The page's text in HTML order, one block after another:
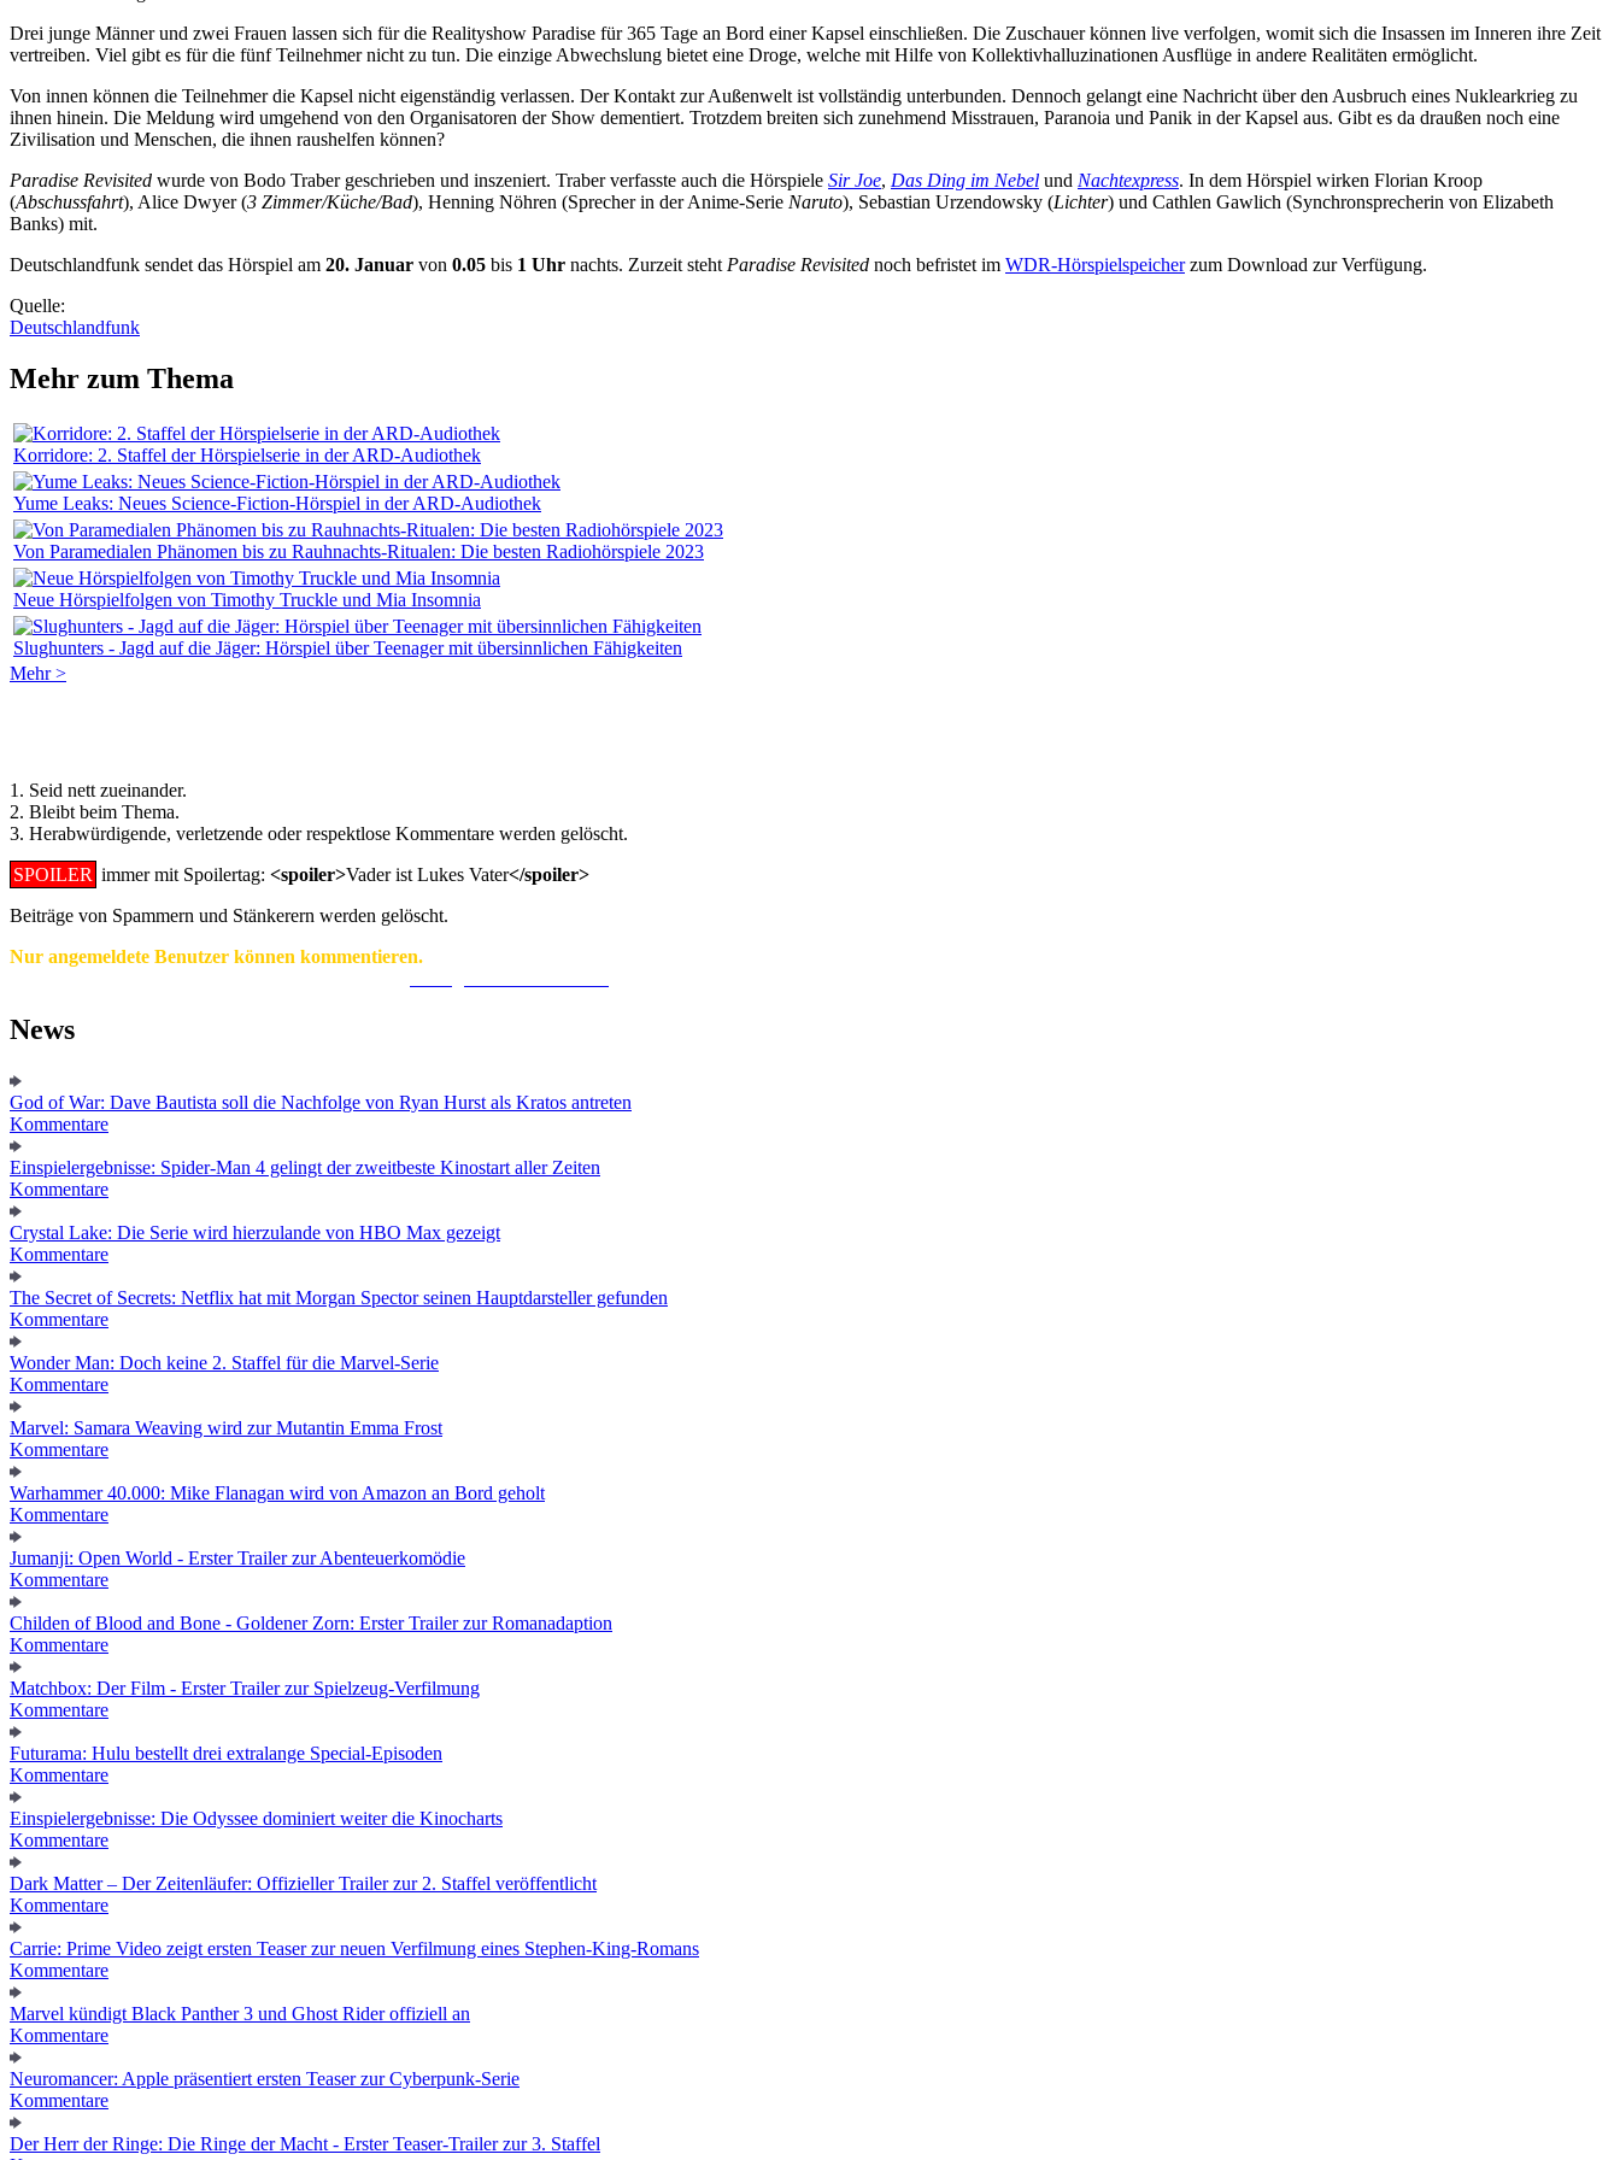
Drei junge Männer und zwei Frauen lassen sich für die Realityshow Paradise für 365 Tage an Bord einer Kapsel einschließen. Die Zuschauer können live verfolgen, womit sich die Insassen im Inneren ihre Zeit
vertreiben. Viel gibt es für die fünf Teilnehmer nicht zu tun. Die einzige Abwechslung bietet eine Droge, welche mit Hilfe von Kollektivhalluzinationen Ausflüge in andere Realitäten ermöglicht.
Von innen können die Teilnehmer die Kapsel nicht eigenständig verlassen. Der Kontakt zur Außenwelt ist vollständig unterbunden. Dennoch gelangt eine Nachricht über den Ausbruch eines Nuklearkrieg zu
ihnen hinein. Die Meldung wird umgehend von den Organisatoren der Show dementiert. Trotzdem breiten sich zunehmend Misstrauen, Paranoia und Panik in der Kapsel aus. Gibt es da draußen noch eine
Zivilisation und Menschen, die ihnen raushelfen können?
Paradise Revisited wurde von Bodo Traber geschrieben und inszeniert. Traber verfasste auch die Hörspiele Sir Joe, Das Ding im Nebel und Nachtexpress. In dem Hörspiel wirken Florian Kroop
(Abschussfahrt), Alice Dwyer (3 Zimmer/Küche/Bad), Henning Nöhren (Sprecher in der Anime-Serie Naruto), Sebastian Urzendowsky (Lichter) und Cathlen Gawlich (Synchronsprecherin von Elizabeth
Banks) mit.
Deutschlandfunk sendet das Hörspiel am 20. Januar von 0.05 bis 1 Uhr nachts. Zurzeit steht Paradise Revisited noch befristet im WDR-Hörspielspeicherzum Download zur Verfügung.
Quelle:
Deutschlandfunk
Mehr zum Thema
Korridore: 2. Staffel der Hörspielserie in der ARD-Audiothek
Yume Leaks: Neues Science-Fiction-Hörspiel in der ARD-Audiothek
Von Paramedialen Phänomen bis zu Rauhnachts-Ritualen: Die besten Radiohörspiele 2023
Neue Hörspielfolgen von Timothy Truckle und Mia Insomnia
Slughunters - Jagd auf die Jäger: Hörspiel über Teenager mit übersinnlichen Fähigkeiten
Mehr >
1. Seid nett zueinander.
2. Bleibt beim Thema.
3. Herabwürdigende, verletzende oder respektlose Kommentare werden gelöscht.
SPOILER immer mit Spoilertag: <spoiler>Vader ist Lukes Vater</spoiler>
Beiträge von Spammern und Stänkerern werden gelöscht.
Nur angemeldete Benutzer können kommentieren.
News
God of War: Dave Bautista soll die Nachfolge von Ryan Hurst als Kratos antreten
Kommentare
Einspielergebnisse: Spider-Man 4 gelingt der zweitbeste Kinostart aller Zeiten
Kommentare
Crystal Lake: Die Serie wird hierzulande von HBO Max gezeigt
Kommentare
The Secret of Secrets: Netflix hat mit Morgan Spector seinen Hauptdarsteller gefunden
Kommentare
Wonder Man: Doch keine 2. Staffel für die Marvel-Serie
Kommentare
Marvel: Samara Weaving wird zur Mutantin Emma Frost
Kommentare
Warhammer 40.000: Mike Flanagan wird von Amazon an Bord geholt
Kommentare
Jumanji: Open World - Erster Trailer zur Abenteuerkomödie
Kommentare
Childen of Blood and Bone - Goldener Zorn: Erster Trailer zur Romanadaption
Kommentare
Matchbox: Der Film - Erster Trailer zur Spielzeug-Verfilmung
Kommentare
Futurama: Hulu bestellt drei extralange Special-Episoden
Kommentare
Einspielergebnisse: Die Odyssee dominiert weiter die Kinocharts
Kommentare
Dark Matter – Der Zeitenläufer: Offizieller Trailer zur 2. Staffel veröffentlicht
Kommentare
Carrie: Prime Video zeigt ersten Teaser zur neuen Verfilmung eines Stephen-King-Romans
Kommentare
Marvel kündigt Black Panther 3 und Ghost Rider offiziell an
Kommentare
Neuromancer: Apple präsentiert ersten Teaser zur Cyberpunk-Serie
Kommentare
Der Herr der Ringe: Die Ringe der Macht - Erster Teaser-Trailer zur 3. Staffel